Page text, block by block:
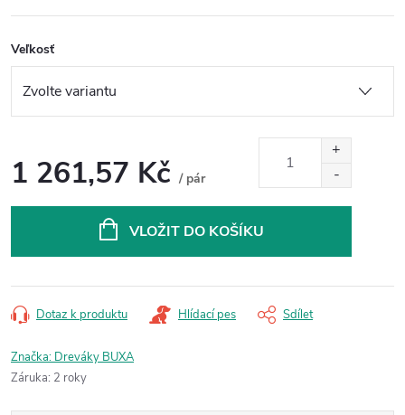
Veľkosť
1 261,57 Kč / pár
VLOŽIT DO KOŠÍKU
Dotaz k produktu Hlídací pes Sdílet
Značka: Dreváky BUXA
Záruka: 2 roky